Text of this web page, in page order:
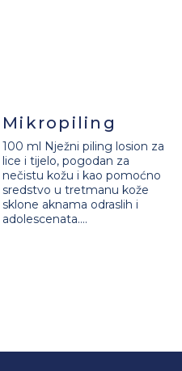
Mikropiling
100 ml Nježni piling losion za
lice i tijelo, pogodan za
nečistu kožu i kao pomoćno
sredstvo u tretmanu kože
sklone aknama odraslih i
adolescenata....